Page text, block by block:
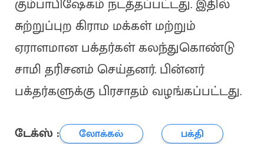
கும்பாபிஷேகம் நடத்தப்பட்டது. இதில்
சுற்றுப்புற கிராம மக்கள் மற்றும்
ஏராளமான பக்தர்கள் கலந்துகொண்டு
சாமி தரிசனம் செய்தனர். பின்னர்
பக்தர்களுக்கு பிரசாதம் வழங்கப்பட்டது.
டேக்ஸ் : லோக்கல் பக்தி